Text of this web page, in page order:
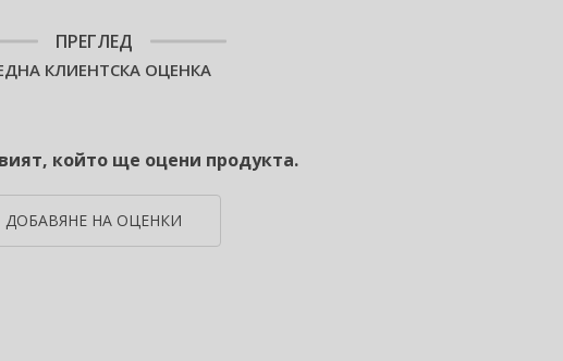
ПРЕГЛЕД
КЛИЕНТСКА ОЦЕНКА
който ще оцени продукта.
ДОБАВЯНЕ НА ОЦЕНКИ